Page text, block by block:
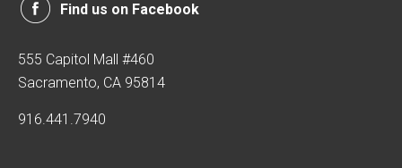
Find us on Facebook
555 Capitol Mall #460
Sacramento, CA 95814
916.441.7940